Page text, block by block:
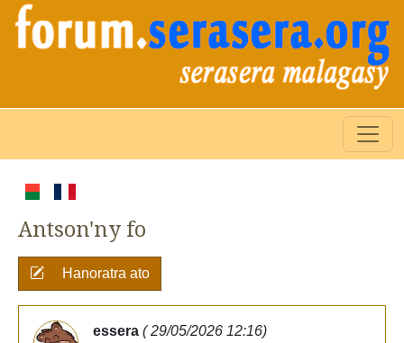
Antson'ny fo
Hanoratra ato
essera ( 29/05/2026 12:16)